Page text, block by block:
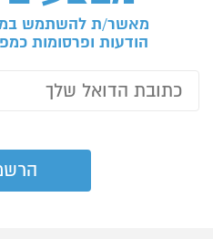
מאשר/ת להשתמש
הודעות ופרסומות